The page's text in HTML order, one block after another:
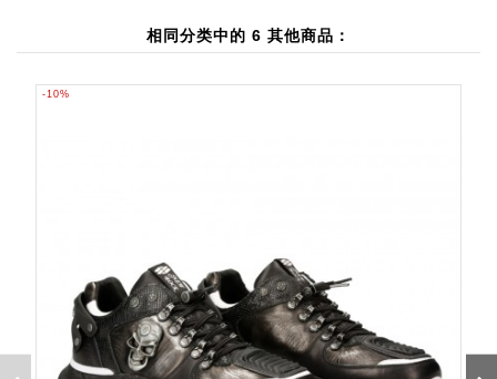
相同分类中的 6 其他商品：
-10%